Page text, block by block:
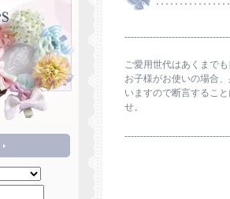
ご愛用世代はあくまで
お子様がお使いの場合
いますので断言するこ
せ。